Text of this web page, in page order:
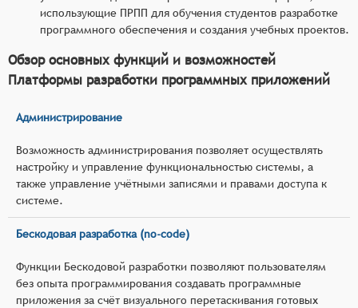
использующие ПРПП для обучения студентов разработке
программного обеспечения и создания учебных проектов.
Обзор основных функций и возможностей
Платформы разработки программных приложений
Администрирование
Возможность администрирования позволяет осуществлять
настройку и управление функциональностью системы, а
также управление учётными записями и правами доступа к
системе.
Бескодовая разработка (no-code)
Функции Бескодовой разработки позволяют пользователям
без опыта программирования создавать программные
приложения за счёт визуального перетаскивания готовых